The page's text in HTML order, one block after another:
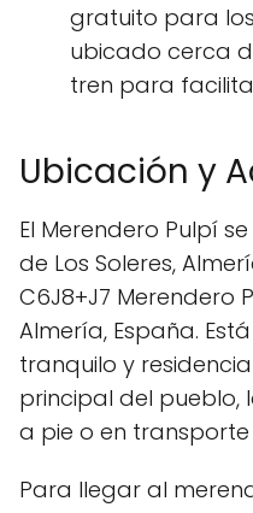
gratuito para
ubicado cerca
tren para
Ubicación y
El Merendero Pulpí
de Los Soleres,
C6J8+J7 Merendero
Almería, España.
tranquilo y
principal del pueblo,
a pie o en
Para llegar al